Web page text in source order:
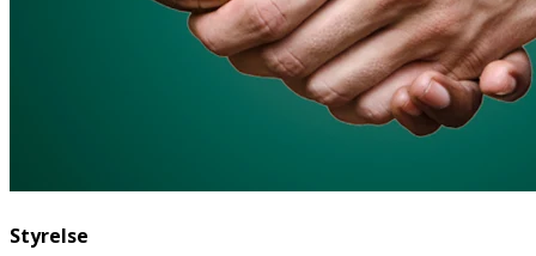
Styrelse